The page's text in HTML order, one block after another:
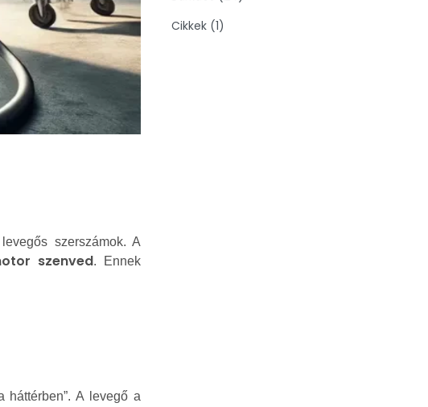
szerszámok. A
szenved. Ennek
háttérben”. A levegő a
Cikkek (1)